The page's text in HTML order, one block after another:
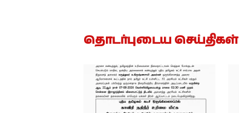
தொடர்புடைய செய்திகள்